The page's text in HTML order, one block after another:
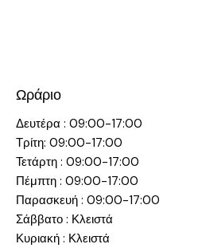
Ωράριο
Δευτέρα : 09:00-17:00
Τρίτη: 09:00-17:00
Τετάρτη : 09:00-17:00
Πέμπτη : 09:00-17:00
Παρασκευή : 09:00-17:00
Σάββατο : Κλειστά
Κυριακή : Κλειστά